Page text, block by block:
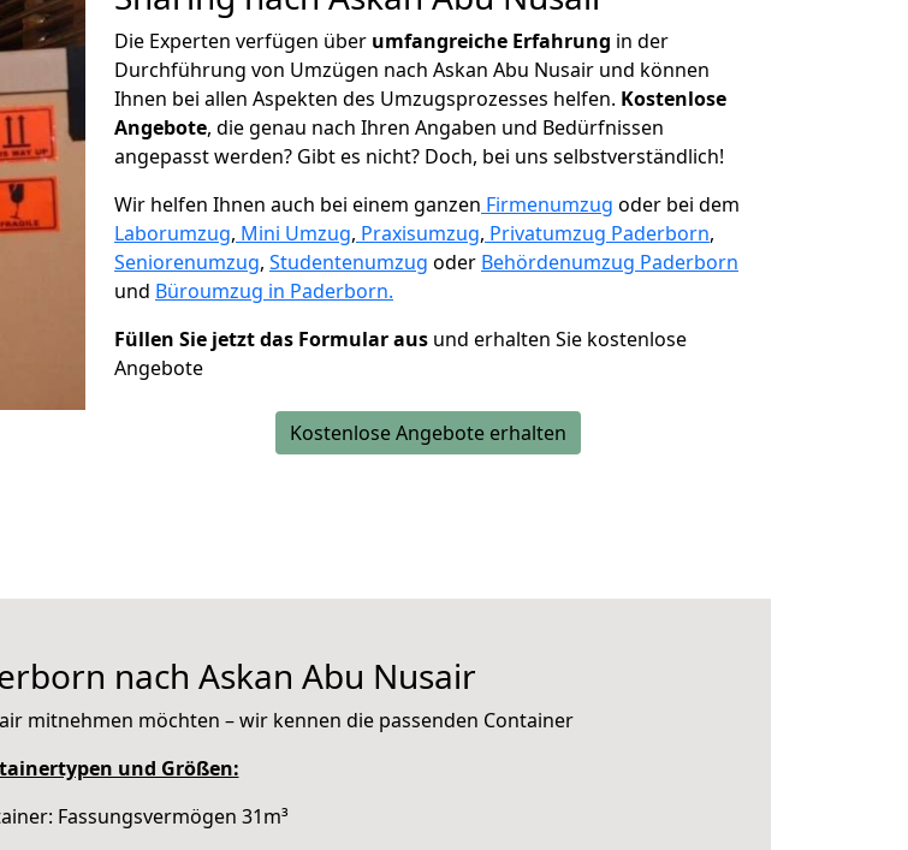
Die Experten verfügen über umfangreiche Erfahrung in der
Durchführung von Umzügen nach Askan Abu Nusair und können
Ihnen bei allen Aspekten des Umzugsprozesses helfen. Kostenlose
Angebote, die genau nach Ihren Angaben und Bedürfnissen
angepasst werden? Gibt es nicht? Doch, bei uns selbstverständlich!
Wir helfen Ihnen auch bei einem ganzen Firmenumzug oder bei dem
Laborumzug, Mini Umzug, Praxisumzug, Privatumzug Paderborn,
Seniorenumzug, Studentenumzug oder Behördenumzug Paderborn
und Büroumzug in Paderborn.
Füllen Sie jetzt das Formular aus und erhalten Sie kostenlose
Angebote
Kostenlose Angebote erhalten
nach Askan Abu Nusair
mitnehmen möchten – wir kennen die passenden Container
und Größen:
Fassungsvermögen 31m³